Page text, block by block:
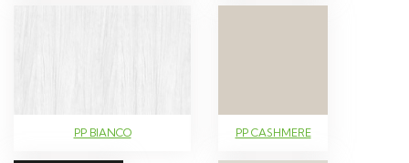
PP BIANCO PP CASHMERE